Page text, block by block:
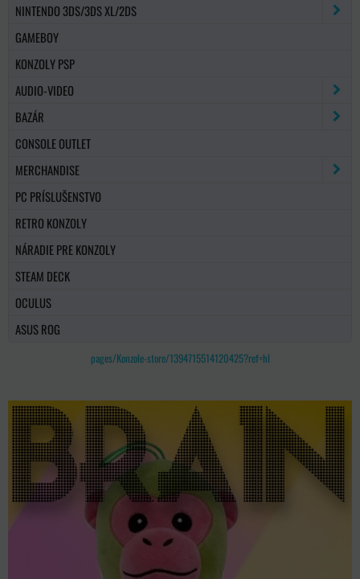
NINTENDO 3DS/3DS XL/2DS
GAMEBOY
KONZOLY PSP
AUDIO-VIDEO
BAZÁR
CONSOLE OUTLET
MERCHANDISE
PC PRÍSLUŠENSTVO
RETRO KONZOLY
NÁRADIE PRE KONZOLY
STEAM DECK
OCULUS
ASUS ROG
pages/Konzole-store/1394715514120425?ref=hl